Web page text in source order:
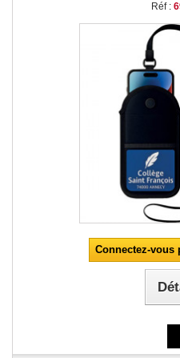
Réf :
Connectez-